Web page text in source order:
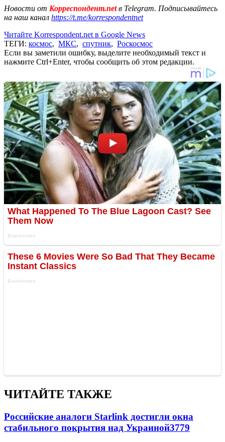
Новости от Корреспондент.netв Telegram. Подписывайтесь
на наш канал https://t.me/korrespondentnet
Читайте Korrespondent.net в Google News
ТЕГИ: космос, МКС, спутник, Роскосмос
Если вы заметили ошибку, выделите необходимый текст и
нажмите Ctrl+Enter, чтобы сообщить об этом редакции.
ЧИТАЙТЕ ТАКЖЕ
Российские аналоги Starlink достигли окна
стабильного покрытия над Украиной3779